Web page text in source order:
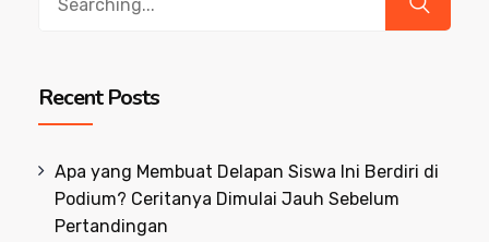
Recent Posts
Apa yang Membuat Delapan Siswa Ini Berdiri di
Podium? Ceritanya Dimulai Jauh Sebelum
Pertandingan